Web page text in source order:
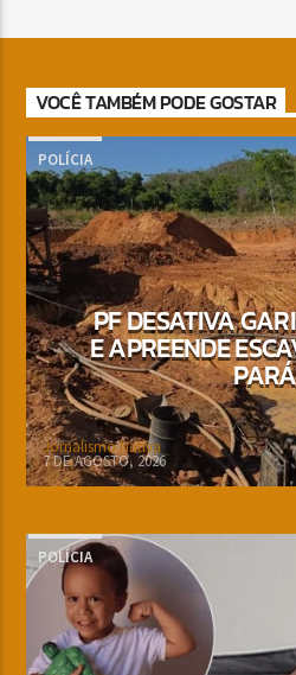
VOCÊ TAMBÉM PODE GOSTAR
POLÍCIA
PF DESATIVA
E APREENDE
PARÁ
Jornalismo Nativa
7 DE AGOSTO, 2026
POLÍCIA